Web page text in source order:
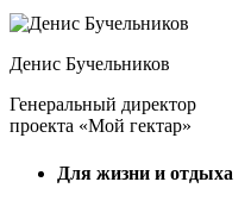
Денис Бучельников
Генеральный директор
проекта «Мой гектар»
Для жизни и отдыха